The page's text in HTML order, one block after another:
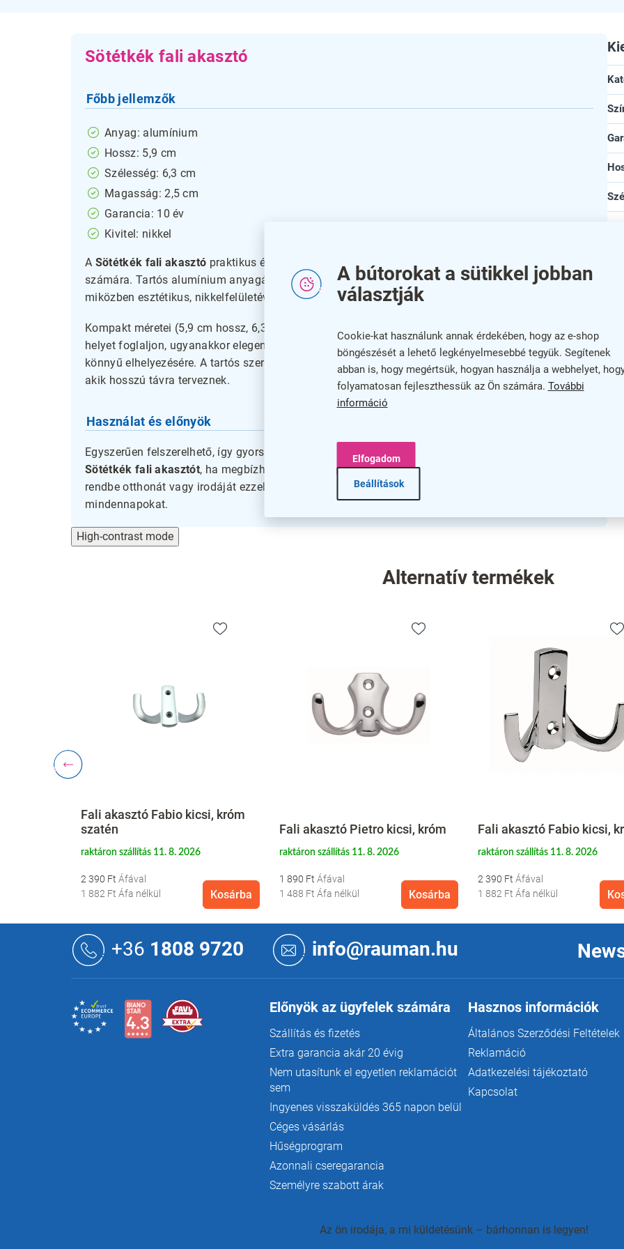
A bútorokat a sütikkel jobban
választják
Cookie-kat használunk annak érdekében, hogy az e-shop
böngészését a lehető legkényelmesebbé tegyük. Segítenek
abban is, hogy megértsük, hogyan használja a webhelyet,
folyamatosan fejleszthessük az Ön számára. További
információ
Beállítások
Elfogadom
Sötétkék fali akasztó
Főbb jellemzők
Anyag: alumínium
Hossz: 5,9 cm
Szélesség: 6,3 cm
Magasság: 2,5 cm
Garancia: 10 év
Kivitel: nikkel
A Sötétkék fali akasztó praktikus és időtálló megoldás minden otthon vagy irodai környezet
számára. Tartós alumínium anyagának köszönhetően hosszú távon is megbízhatóan szolgál,
miközben esztétikus, nikkelfelületével kellemes látványt nyújt bármely falon.
Kompakt méretei (5,9 cm hossz, 6,3 cm szélesség és 2,5 cm magasság) lehetővé teszik, hogy kevés
helyet foglaljon, ugyanakkor elegendő kapacitással rendelkezik a ruhák, táskák és más kiegészítők
könnyű elhelyezésére. A tartós szerkezet mellett a 10 év garancia biztonságot nyújt a vásárlóknak,
akik hosszú távra terveznek.
Használat és előnyök
Egyszerűen felszerelhető, így gyorsan és könnyedén rendezheti vele személyes tereit. Válassza a
Sötétkék fali akasztót, ha megbízható, stílusos és masszív megoldást keres a pakoláshoz! Tegye
rendbe otthonát vagy irodáját ezzel a praktikus segédeszközzel, ami garantáltan megkönnyíti a
mindennapokat.
High-contrast mode
Alternatív termékek
Fali akasztó Fabio kicsi, króm
szatén
raktáron szállítás 11. 8. 2026
2 390 Ft
1 882 Ft Áfa nélkül Kosárba
Fali akasztó Pietro kicsi, króm
raktáron szállítás 11. 8. 2026
1 890 Ft
1 488 Ft Áfa nélkül Kosárba
Fali akasztó Fabio kicsi,
raktáron szállítás 11. 8. 2026
2 390 Ft
1 882 Ft Áfa nélkül
+36 1808 9720 info@rauman.hu
Előnyök az ügyfelek számára
Szállítás és fizetés
Extra garancia akár 20 évig
Nem utasítunk el egyetlen reklamációt
sem
Ingyenes visszaküldés 365 napon belül
Céges vásárlás
Hűségprogram
Azonnali cseregarancia
Személyre szabott árak
Hasznos információk
Általános Szerződési Feltételek
Reklamáció
Adatkezelési tájékoztató
Kapcsolat
Az ön irodája, a mi küldetésünk – bárhonnan is legyen!